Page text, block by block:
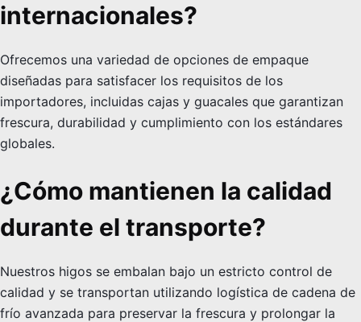
internacionales?
Ofrecemos una variedad de opciones de empaque
diseñadas para satisfacer los requisitos de los
importadores, incluidas cajas y guacales que garantizan
frescura, durabilidad y cumplimiento con los estándares
globales.
¿Cómo mantienen la calidad
durante el transporte?
Nuestros higos se embalan bajo un estricto control de
calidad y se transportan utilizando logística de cadena de
frío avanzada para preservar la frescura y prolongar la